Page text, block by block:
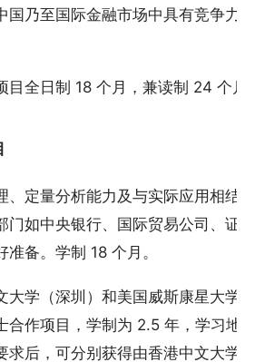
国乃至国际金融市场中具有竞争力
目全日制 18 个月，兼读制 24 个月
、定量分析能力及与实际应用相结
门如中央银行、国际贸易公司、证
备。学制 18 个月。
大学（深圳）和美国威斯康星大学
合作项目，学制为 2.5 年，学习地
求后，可分别获得由香港中文大学